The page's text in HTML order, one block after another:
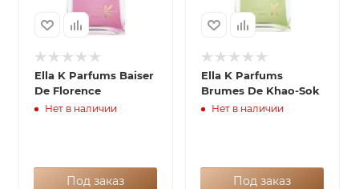
Ella K Parfums Baiser
De Florence
Нет в наличии
Под заказ
Ella K Parfums
Brumes De Khao-Sok
Нет в наличии
Под заказ